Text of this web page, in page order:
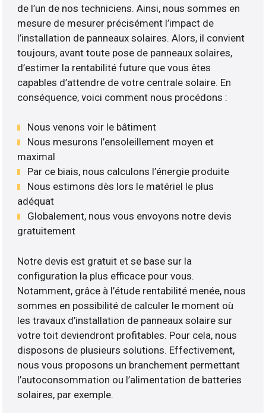
de l’un de nos techniciens. Ainsi, nous sommes en
mesure de mesurer précisément l’impact de
l’installation de panneaux solaires. Alors, il convient
toujours, avant toute pose de panneaux solaires,
d’estimer la rentabilité future que vous êtes
capables d’attendre de votre centrale solaire. En
conséquence, voici comment nous procédons :
Nous venons voir le bâtiment
Nous mesurons l’ensoleillement moyen et
maximal
Par ce biais, nous calculons l’énergie produite
Nous estimons dès lors le matériel le plus
adéquat
Globalement, nous vous envoyons notre devis
gratuitement
Notre devis est gratuit et se base sur la
configuration la plus efficace pour vous.
Notamment, grâce à l’étude rentabilité menée, nous
sommes en possibilité de calculer le moment où
les travaux d’installation de panneaux solaire sur
votre toit deviendront profitables. Pour cela, nous
disposons de plusieurs solutions. Effectivement,
nous vous proposons un branchement permettant
l’autoconsommation ou l’alimentation de batteries
solaires, par exemple.